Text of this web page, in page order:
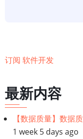
许
与
商
业
许
订阅 软件开发
最新内容
【数据质量】数据
1 week 5 days ago